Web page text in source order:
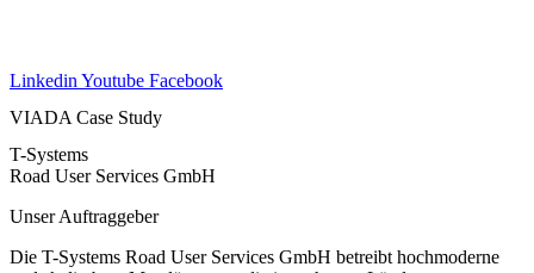
Linkedin Youtube Facebook
VIADA Case Study
T-Systems
Road User Services GmbH
Unser Auftraggeber
Die T-Systems Road User Services GmbH betreibt hochmoderne